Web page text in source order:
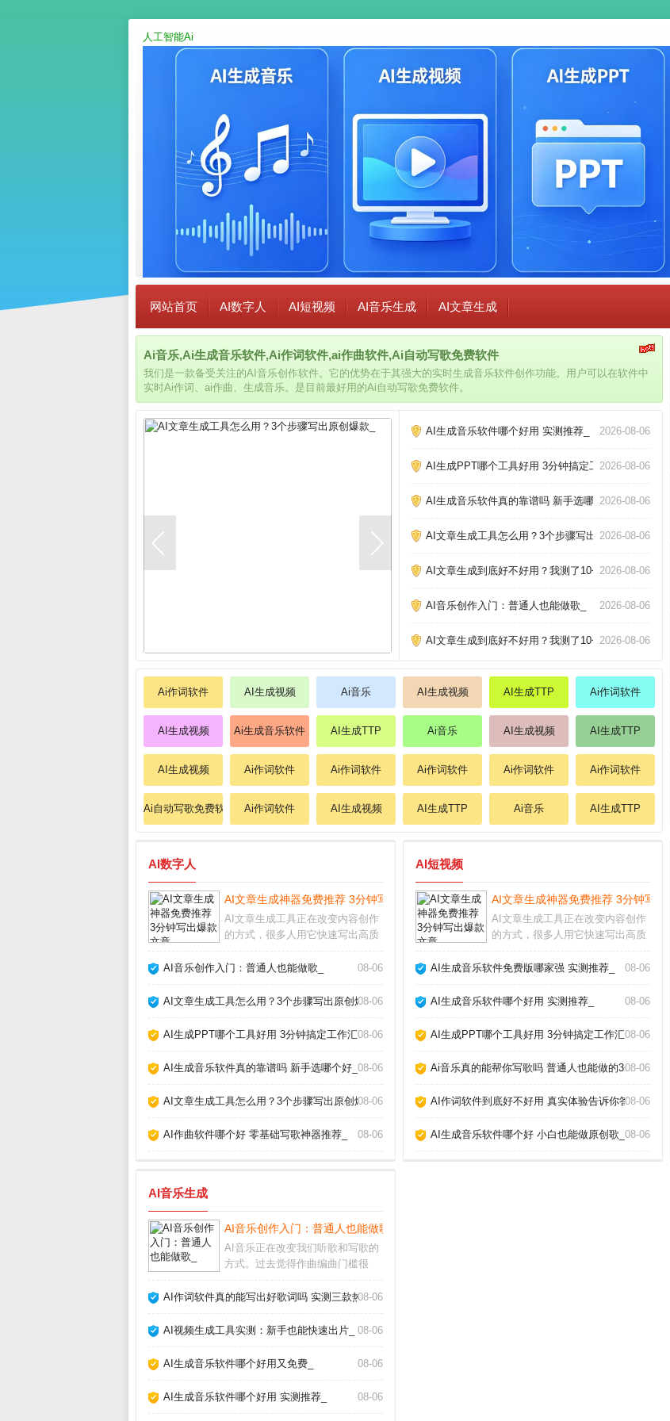
人工智能Ai
网站首页 AI数字人 AI短视频 AI音乐生成 AI文章生成
Ai音乐,Ai生成音乐软件,Ai作词软件,ai作曲软件,Ai自动写歌免费软件
我们是一款备受关注的AI音乐创作软件。它的优势在于其强大的实时生成音乐软件创作功能。用户可以在软件中
实时Ai作词、ai作曲、生成音乐。是目前最好用的Ai自动写歌免费软件。
AI生成音乐软件哪个好用 实测推荐_ 2026-08-06
AI生成PPT哪个工具好用 3分钟搞定工作汇报_
2026-08-06
AI生成音乐软件真的靠谱吗 新手选哪个好_2026-08-06
AI文章生成工具怎么用？3个步骤写出原创爆款_
2026-08-06
AI文章生成到底好不好用？我测了10个工具告诉你真相
2026-08-06
AI音乐创作入门：普通人也能做歌_ 2026-08-06
AI文章生成到底好不好用？我测了10个工具告诉你真相
2026-08-06
Ai作词软件 AI生成视频 Ai音乐 AI生成视频 AI生成TTP Ai作词软件
AI生成视频 Ai生成音乐软件 AI生成TTP Ai音乐 AI生成视频 AI生成TTP
AI生成视频 Ai作词软件 Ai作词软件 Ai作词软件 Ai作词软件 Ai作词软件
Ai自动写歌免费软件 Ai作词软件 AI生成视频 AI生成TTP Ai音乐 AI生成TTP
AI数字人
AI文章生成神器免费推荐 3分钟写出爆款文章_
AI文章生成工具正在改变内容创作
的方式，很多人用它快速写出高质
吗？我用了半年多，从最初的怀疑
成助手而非主角。它能帮你突破灵
AI音乐创作入门：普通人也能做歌_ 08-06
AI文章生成工具怎么用？3个步骤写出原创爆款_
08-06
AI生成PPT哪个工具好用 3分钟搞定工作汇报_
08-06
AI生成音乐软件真的靠谱吗 新手选哪个好_ 08-06
AI文章生成工具怎么用？3个步骤写出原创爆款_
08-06
AI作曲软件哪个好 零基础写歌神器推荐_ 08-06
AI短视频
AI文章生成神器免费推荐 3分钟写出
AI文章生成工具正在改变内容创作
的方式，很多人用它快速写出高质
吗？我用了半年多，从最初的怀疑
成助手而非主角。它能帮你突破灵
AI生成音乐软件免费版哪家强 实测推荐_ 08-06
AI生成音乐软件哪个好用 实测推荐_ 08-06
AI生成PPT哪个工具好用 3分钟搞定工作汇报_
08-06
Ai音乐真的能帮你写歌吗 普通人也能做的3个神器_
08-06
AI作词软件到底好不好用 真实体验告诉你答案_
08-06
AI生成音乐软件哪个好 小白也能做原创歌_ 08-06
AI音乐生成
AI音乐创作入门：普通人也能做歌_
AI音乐正在改变我们听歌和写歌的
方式。过去觉得作曲编曲门槛很
不懂乐理也能快速生成完整的伴奏
让音乐创作变得人人可尝试。AI音
AI作词软件真的能写出好歌词吗 实测三款热门工具告诉你答案_
08-06
AI视频生成工具实测：新手也能快速出片_ 08-06
AI生成音乐软件哪个好用又免费_ 08-06
AI生成音乐软件哪个好用 实测推荐_ 08-06